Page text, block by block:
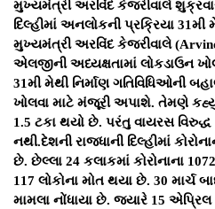
મુખ્યમંત્રી અરવિંદ કેજરીવાલે
દિલ્હીમાં અનલોકની પ્રક્રિયા
મુખ્યમંત્રી અરવિંદ કેજરીવાલે
એલજીની અધ્યક્ષતામાં લોકડાઉન
31મી મેથી નિર્માણ ગતિવિધિઓની
ખોલવા માટે મંજૂરી અપાશે. તેમણે
1.5 ટકા થયો છે. પરંતુ વાયરસ
નથી.દેશની રાજધાની દિલ્હીમાં
છે. છેલ્લા 24 કલાકમાં કોરોનાના
117 લોકોના મોત થયા છે. 30
મામલા નોંધાયા છે. જ્યારે 15